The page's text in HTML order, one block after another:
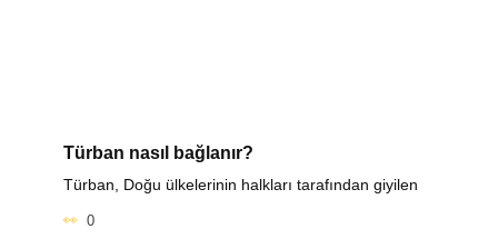
Türban nasıl bağlanır?
Türban, Doğu ülkelerinin halkları tarafından giyilen
0